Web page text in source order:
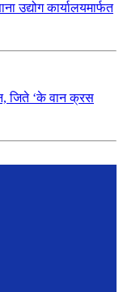
उद्योग कार्यालयमार्फत
जिते ‘के वान क्रस